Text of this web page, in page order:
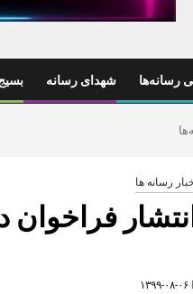
رسانه‌ها شهدای رسانه
رسانه ها
انتشار فراخوان